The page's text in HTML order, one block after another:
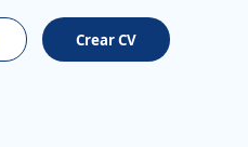
Crear CV